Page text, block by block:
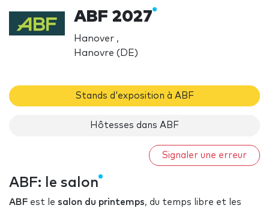
ABF 2027
Hanover ,
Hanovre (DE)
Stands d'exposition à ABF
Hôtesses dans ABF
Signaler une erreur
ABF: le salon
ABF est le salon du printemps, du temps libre et les